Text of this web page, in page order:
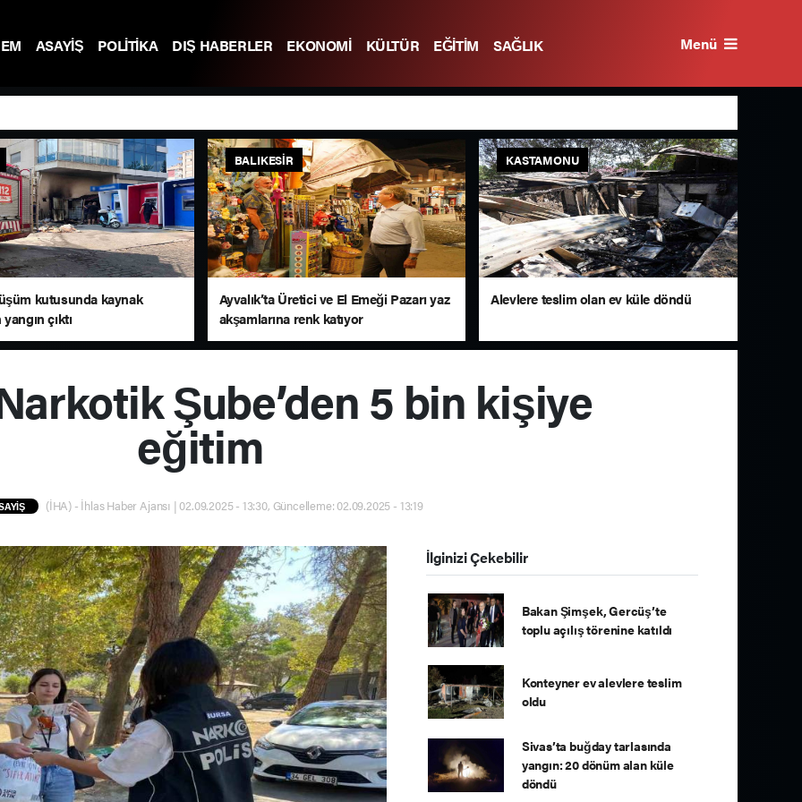
ASAYİŞ POLİTİKA DIŞ HABERLER EKONOMİ KÜLTÜR EĞİTİM SAĞLIK Menü
kutusunda kaynak
çıktı
BALIKESIR
Ayvalık’ta Üretici ve El Emeği Pazarı yaz
akşamlarına renk katıyor
KASTAMONU
Alevlere teslim olan ev küle döndü
Şube’den 5 bin kişiye
eğitim
(İHA) - İhlas Haber Ajansı | 02.09.2025 - 13:30, Güncelleme: 02.09.2025 - 13:19
İlginizi Çekebilir
Bakan Şimşek, Gercüş’te
toplu açılış törenine katıldı
Konteyner ev alevlere teslim
oldu
Sivas’ta buğday tarlasında
yangın: 20 dönüm alan küle
döndü